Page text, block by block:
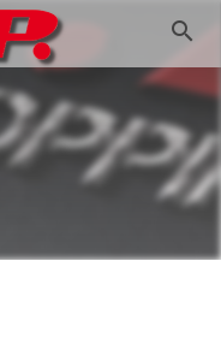
search